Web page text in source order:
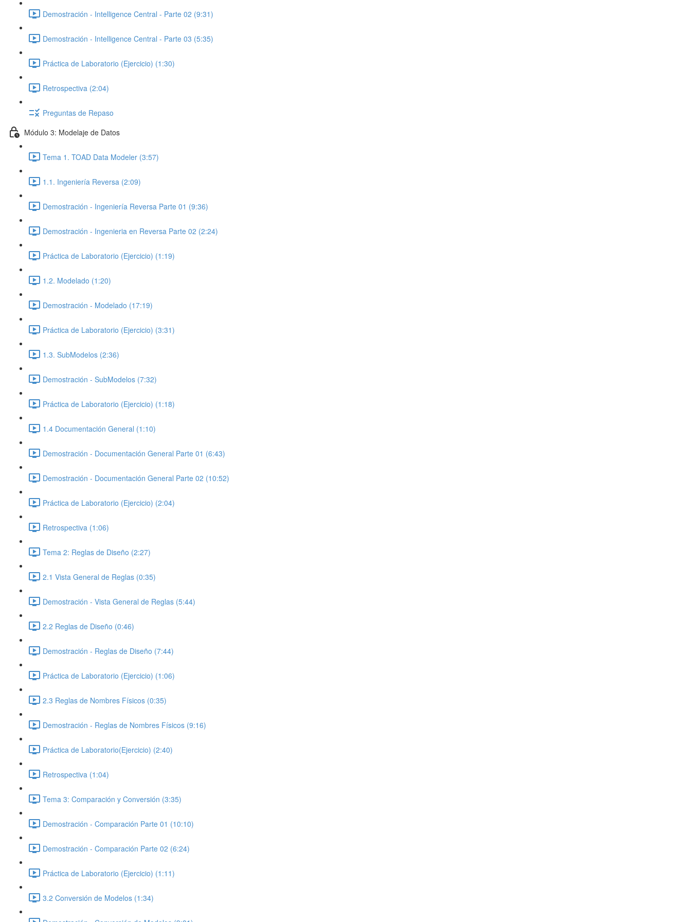
Demostración - Intelligence Central - Parte 02 (9:31)
Demostración - Intelligence Central - Parte 03 (5:35)
Práctica de Laboratorio (Ejercicio) (1:30)
Retrospectiva (2:04)
Preguntas de Repaso
Módulo 3: Modelaje de Datos
Tema 1. TOAD Data Modeler (3:57)
1.1. Ingeniería Reversa (2:09)
Demostración - Ingeniería Reversa Parte 01 (9:36)
Demostración - Ingenieria en Reversa Parte 02 (2:24)
Práctica de Laboratorio (Ejercicio) (1:19)
1.2. Modelado (1:20)
Demostración - Modelado (17:19)
Práctica de Laboratorio (Ejercicio) (3:31)
1.3. SubModelos (2:36)
Demostración - SubModelos (7:32)
Práctica de Laboratorio (Ejercicio) (1:18)
1.4 Documentación General (1:10)
Demostración - Documentación General Parte 01 (6:43)
Demostración - Documentación General Parte 02 (10:52)
Práctica de Laboratorio (Ejercicio) (2:04)
Retrospectiva (1:06)
Tema 2: Reglas de Diseño (2:27)
2.1 Vista General de Reglas (0:35)
Demostración - Vista General de Reglas (5:44)
2.2 Reglas de Diseño (0:46)
Demostración - Reglas de Diseño (7:44)
Práctica de Laboratorio (Ejercicio) (1:06)
2.3 Reglas de Nombres Físicos (0:35)
Demostración - Reglas de Nombres Físicos (9:16)
Práctica de Laboratorio(Ejercicio) (2:40)
Retrospectiva (1:04)
Tema 3: Comparación y Conversión (3:35)
Demostración - Comparación Parte 01 (10:10)
Demostración - Comparación Parte 02 (6:24)
Práctica de Laboratorio (Ejercicio) (1:11)
3.2 Conversión de Modelos (1:34)